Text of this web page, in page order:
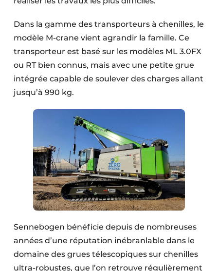
Dans la gamme des transporteurs à chenilles, le
modèle M-crane vient agrandir la famille. Ce
transporteur est basé sur les modèles ML 3.0FX
ou RT bien connus, mais avec une petite grue
intégrée capable de soulever des charges allant
jusqu’à 990 kg.
Sennebogen bénéficie depuis de nombreuses
années d’une réputation inébranlable dans le
domaine des grues télescopiques sur chenilles
ultra-robustes, que l’on retrouve régulièrement